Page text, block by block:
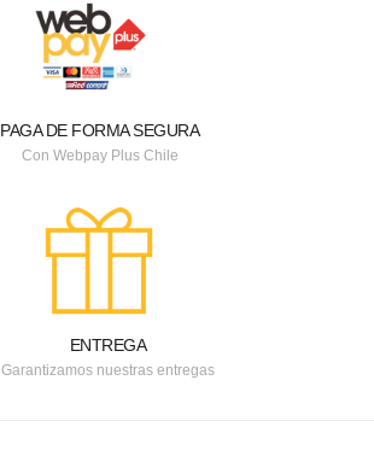
PAGA DE FORMA SEGURA
Con Webpay Plus Chile
ENTREGA
Garantizamos nuestras entregas